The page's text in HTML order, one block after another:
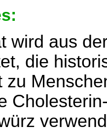
wird aus
die
zu